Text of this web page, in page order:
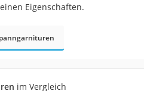
4
Eigenschaften.
im Vergleich